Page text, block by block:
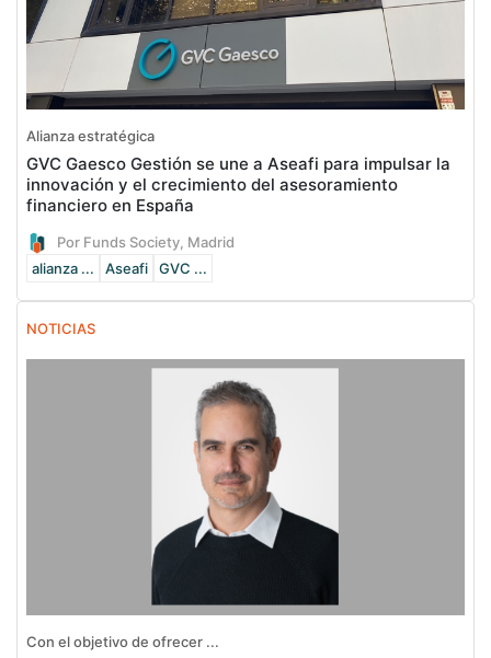
Alianza estratégica
GVC Gaesco Gestión se une a Aseafi para impulsar la
innovación y el crecimiento del asesoramiento
financiero en España
Por Funds Society, Madrid
alianza ...
Aseafi GVC ...
NOTICIAS
Con el objetivo de ofrecer ...